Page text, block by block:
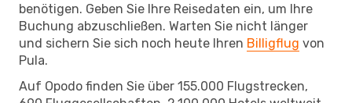
benötigen. Geben Sie Ihre Reisedaten ein, um Ihre
Buchung abzuschließen. Warten Sie nicht länger
und sichern Sie sich noch heute Ihren Billigflug von
Pula.
Auf Opodo finden Sie über 155.000 Flugstrecken,